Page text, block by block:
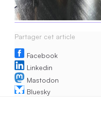
Partager cet article
Facebook
Linkedin
Mastodon
Bluesky